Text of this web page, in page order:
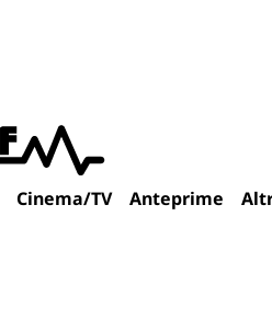
Cinema/TV Anteprime